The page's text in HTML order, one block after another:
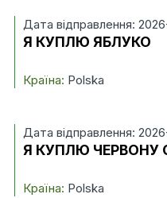
Дата відправлення:
Я КУПЛЮ ЯБЛУКО
Країна: Polska
Дата відправлення:
Я КУПЛЮ
Країна: Polska